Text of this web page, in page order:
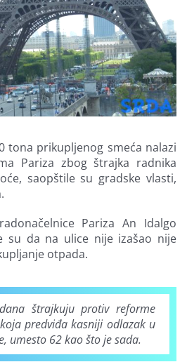
tona prikupljenog smeća nalazi
Pariza zbog štrajka radnika
saopštile su gradske vlasti,
Pariza An Idalgo
su da na ulice nije izašao nije
otpada.
štrajkuju protiv reforme
predviđa kasniji odlazak u
umesto 62 kao što je sada.